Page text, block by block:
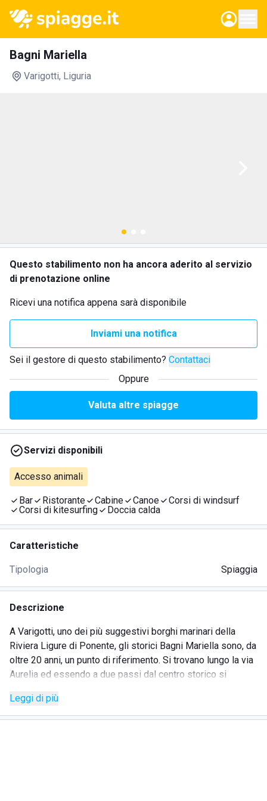
Bagni Mariella
Varigotti, Liguria
Questo stabilimento non ha ancora aderito al servizio
di prenotazione online
Ricevi una notifica appena sarà disponibile
Inviami una notifica
Sei il gestore di questo stabilimento? Contattaci
Oppure
Valuta altre spiagge
Servizi disponibili
Accesso animali
Bar Ristorante Cabine Canoe
Corsi di windsurf
Corsi di kitesurfing
Doccia calda
Caratteristiche
Tipologia Spiaggia
Descrizione
A Varigotti, uno dei più suggestivi borghi marinari della
Riviera Ligure di Ponente, gli storici Bagni Mariella sono, da
oltre 20 anni, un punto di riferimento. Si trovano lungo la via
Aurelia ed essendo a due passi dal centro storico si
zona pedonale. Il paesaggio, splendido anche dal punto di
vista naturalistico, regala un particolare habitat di fauna e di
Leggi di più